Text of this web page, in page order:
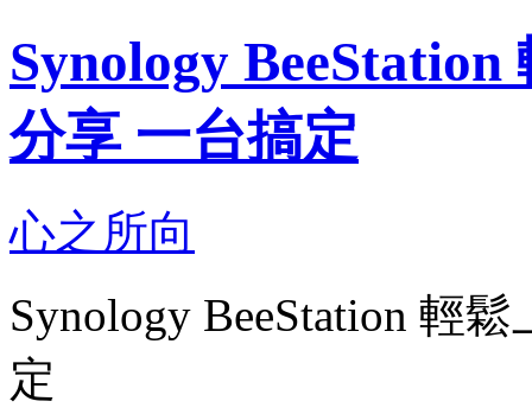
Synology
分享 一台搞定
心之所向
Synology BeeStation 輕
定